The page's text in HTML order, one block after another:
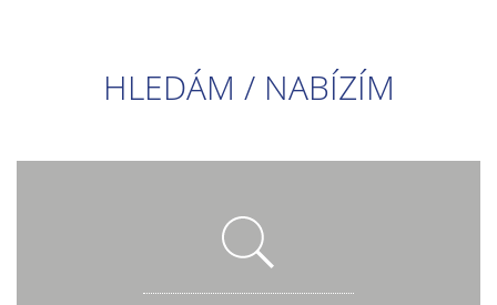
HLEDÁM / NABÍZÍM